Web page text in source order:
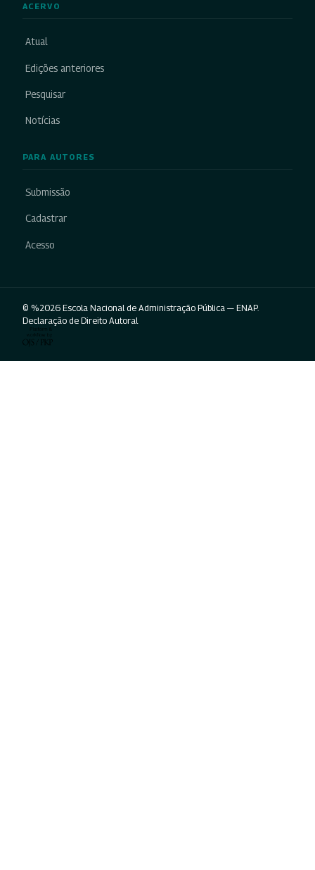
ACERVO
Atual
Edições anteriores
Pesquisar
Notícias
PARA AUTORES
Submissão
Cadastrar
Acesso
© %2026 Escola Nacional de Administração Pública — ENAP.
Declaração de Direito Autoral